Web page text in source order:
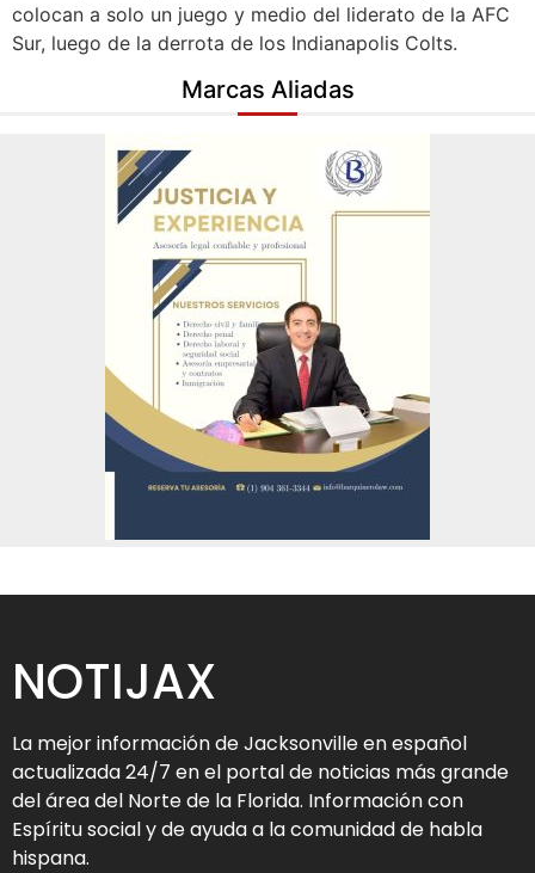
colocan a solo un juego y medio del liderato de la AFC
Sur, luego de la derrota de los Indianapolis Colts.
Marcas Aliadas
NOTIJAX
La mejor información de Jacksonville en español
actualizada 24/7 en el portal de noticias más grande
del área del Norte de la Florida. Información con
Espíritu social y de ayuda a la comunidad de habla
hispana.